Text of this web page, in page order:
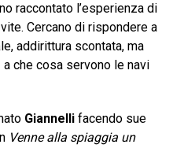
raccontato l’esperienza di
Cercano di rispondere a
addirittura scontata, ma
che cosa servono le navi
Giannellifacendo sue
Venne alla spiaggia un